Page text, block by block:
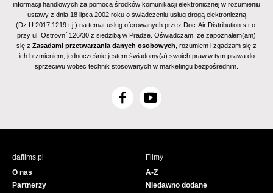
informacji handlowych za pomocą środków komunikacji elektronicznej w rozumieniu
ustawy z dnia 18 lipca 2002 roku o świadczeniu usług drogą elektroniczną
(Dz.U.2017.1219 t.j.) na temat usług oferowanych przez Doc-Air Distribution s.r.o.
przy ul. Ostrovní 126/30 z siedzibą w Pradze. Oświadczam, że zapoznałem(am)
się z Zasadami przetwarzania danych osobowych , rozumiem i zgadzam się z
ich brzmieniem, jednocześnie jestem świadomy(a) swoich praw,w tym prawa do
sprzeciwu wobec technik stosowanych w marketingu bezpośrednim.
F
c
Y
u
e
dafilms.pl
O nas
Partnerzy
Filmy
A-Z
Niedawno dodane